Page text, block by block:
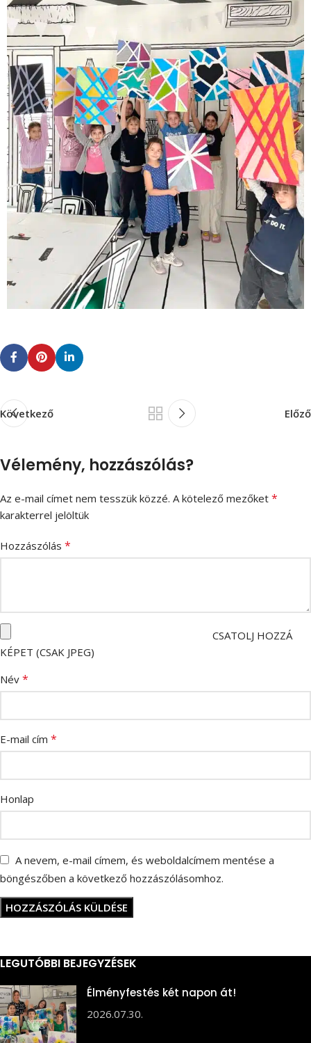
Következő Előző
Vélemény, hozzászólás?
Az e-mail címet nem tesszük közzé. A kötelező mezőket *
karakterrel jelöltük
Hozzászólás *
CSATOLJ HOZZÁ
KÉPET (CSAK JPEG)
Név *
E-mail cím *
Honlap
A nevem, e-mail címem, és weboldalcímem mentése a
böngészőben a következő hozzászólásomhoz.
LEGUTÓBBI BEJEGYZÉSEK
Élményfestés két napon át!
2026.07.30.